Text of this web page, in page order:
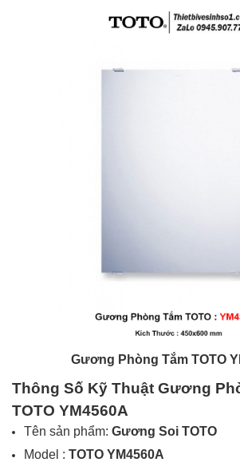
Gương Phòng Tắm TOTO
Thông Số Kỹ Thuật Gương
TOTO YM4560A
Tên sản phẩm: Gương Soi TOTO
Model : TOTO YM4560A